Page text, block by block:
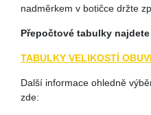
nadměrkem v botičce držte
Přepočtové tabulky najdete
TABULKY VELIKOSTÍ OBUVI
Další informace ohledně
zde: